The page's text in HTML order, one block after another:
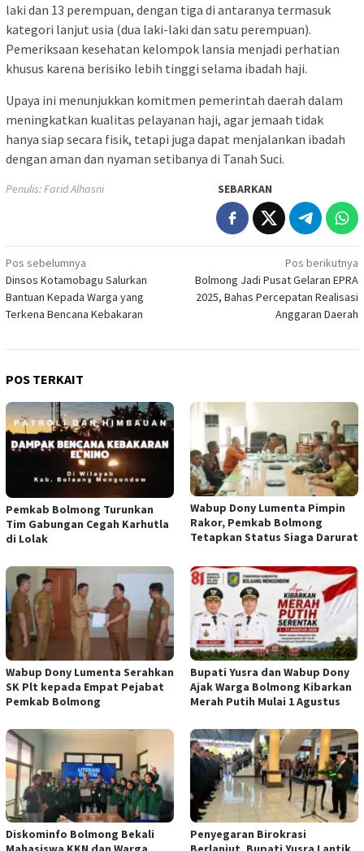
laki dan 13 perempuan, dengan tiga di antaranya termasuk
kategori lanjut usia (dua laki-laki dan satu perempuan).
Pemeriksaan kesehatan kelompok lansia menjadi perhatian
khusus karena berisiko lebih tinggi selama ibadah haji.
Upaya ini menunjukkan komitmen pemerintah daerah dalam
meningkatkan kualitas pelayanan haji, agar jemaah tidak
hanya siap secara fisik, tetapi juga dapat menjalankan ibadah
dengan aman dan nyaman setibanya di Tanah Suci.
Penulis: Farid Alhasni SEBARKAN
Navigasi
pos
Pos sebelumnya
Dinsos Kotamobagu Salurkan
Bantuan Kepada Warga yang
Terkena Bencana Kebakaran
Pos berikutnya
Bolmong Jadi Pusat Gelaran EPRA
2025, Bahas Percepatan Realisasi
Anggaran Daerah
POS TERKAIT
Pemkab Bolmong Turunkan
Tim Gabungan Cegah Karhutla
di Lolak
Wabup Dony Lumenta Pimpin
Rakor, Pemkab Bolmong
Tetapkan Status Siaga Darurat
Wabup Dony Lumenta Serahkan
SK Plt kepada Empat Pejabat
Pemkab Bolmong
Bupati Yusra dan Wabup Dony
Ajak Warga Bolmong Kibarkan
Merah Putih Mulai 1 Agustus
Diskominfo Bolmong Bekali
Penyegaran Birokrasi